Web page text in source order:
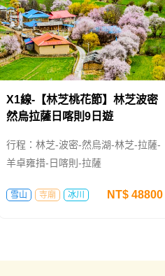
X1線-【林芝桃花節】林芝波密
然烏拉薩日喀則9日遊
行程：林芝-波密-然烏湖-林芝-拉薩-
羊卓雍措-日喀則-拉薩
雪山 寺廟 冰川 NT$ 48800